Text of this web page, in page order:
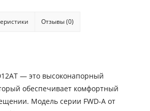
Отзывы (0)
— это высоконапорный
обеспечивает комфортный
Модель серии FWD-A от